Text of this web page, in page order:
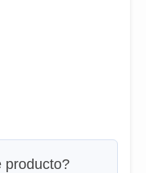
producto?